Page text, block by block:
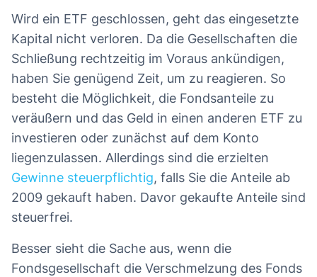
Wird ein ETF geschlossen, geht das eingesetzte
Kapital nicht verloren. Da die Gesellschaften die
Schließung rechtzeitig im Voraus ankündigen,
haben Sie genügend Zeit, um zu reagieren. So
besteht die Möglichkeit, die Fondsanteile zu
veräußern und das Geld in einen anderen ETF zu
investieren oder zunächst auf dem Konto
liegenzulassen. Allerdings sind die erzielten
Gewinne steuerpflichtig, falls Sie die Anteile ab
2009 gekauft haben. Davor gekaufte Anteile sind
steuerfrei.
Besser sieht die Sache aus, wenn die
Fondsgesellschaft die Verschmelzung des Fonds